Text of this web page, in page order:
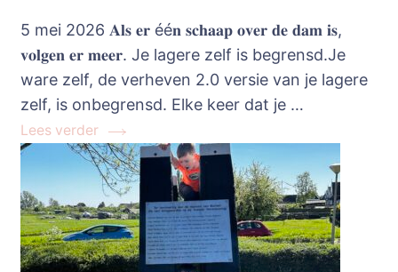
5 mei 2026 𝐀𝐥𝐬 𝐞𝐫 éé𝐧 𝐬𝐜𝐡𝐚𝐚𝐩 𝐨𝐯𝐞𝐫 𝐝𝐞 𝐝𝐚𝐦 𝐢𝐬,
𝐯𝐨𝐥𝐠𝐞𝐧 𝐞𝐫 𝐦𝐞𝐞𝐫. Je lagere zelf is begrensd.Je
ware zelf, de verheven 2.0 versie van je lagere
zelf, is onbegrensd. Elke keer dat je …
Lees verder